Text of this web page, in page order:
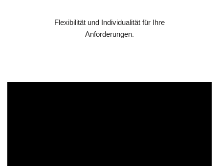
Flexibilität und Individualität für Ihre
Anforderungen.